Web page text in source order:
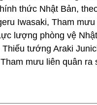
thức Nhật Bản,
Iwasaki, Tham
lượng phòng vệ
Thiếu tướng Araki
mưu liên quân ra